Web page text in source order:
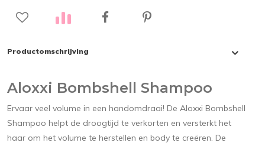
Productomschrijving
Aloxxi Bombshell Shampoo
Ervaar veel volume in een handomdraai! De Aloxxi Bombshell
Shampoo helpt de droogtijd te verkorten en versterkt het
haar om het volume te herstellen en body te creëren. De